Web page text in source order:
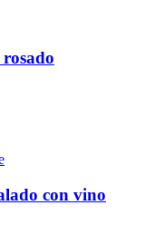
con vino